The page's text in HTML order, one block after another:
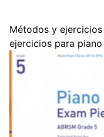
Métodos y ejercicios
ejercicios para piano